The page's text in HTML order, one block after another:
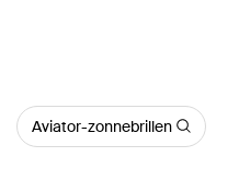
Aviator-zonnebrillen